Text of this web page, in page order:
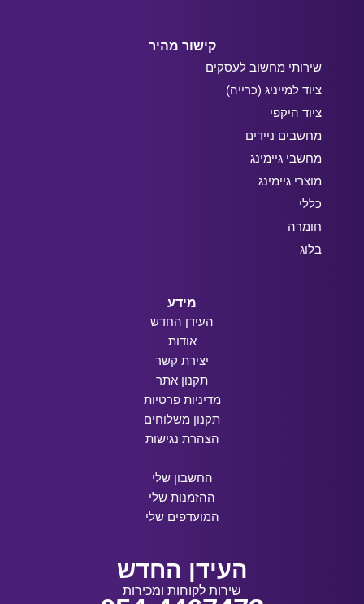
קישור מהיר
שירותי מחשוב לעסקים
ציוד למייניג (כרייה)
ציוד היקפי
מחשבים ניידים
מחשבי גיימינג
מוצרי גיימינג
כללי
חומרה
בלוג
מידע
העידן החדש
אודות
יצירת קשר
תקנון אתר
מדיניות פרטיות
תקנון משלוחים
הצהרת נגישות
החשבון שלי
ההזמנות שלי
המועדפים שלי
העידן החדש
שירות לקוחות ומכירות